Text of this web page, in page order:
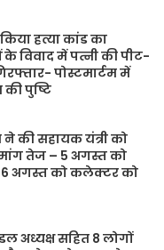
हत्या कांड का
विवाद में पत्नी की पीट-
पोस्टमार्टम में
पुष्टि
की सहायक यंत्री को
तेज – 5 अगस्त को
अगस्त को कलेक्टर को
अध्यक्ष सहित 8 लोगों